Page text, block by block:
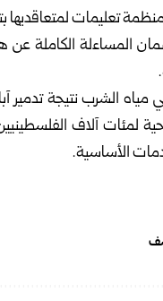
تعليمات لمتعاقديها
الكاملة عن هذا
الشرب نتيجة تدمير
لمئات آلاف
الأساسية.